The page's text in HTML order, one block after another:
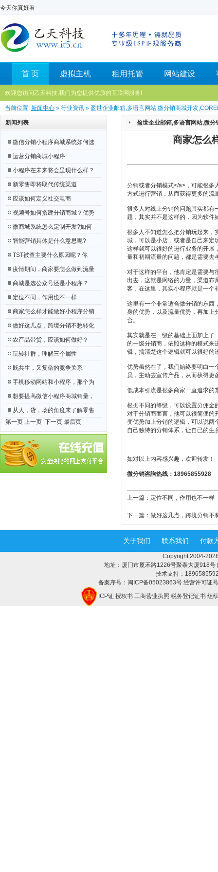
今天你真好看
首 页 虚拟主机 租用托管 网站建设
欢迎您访问乙天科技,我们为您提供优质的互联网服务!
当前位置: 新闻中心 » 行业资讯 » 盈世企业邮箱,多语言网站,微分销商城开发
新闻列表
微信分销小程序商城系统如何选
运营分销商城小程序
小程序在未来将会呈现什么样？
新零售即将取代传统渠道
应该如何定义社交电商
视频号如何搭建分销商城？优势
微商城系统怎么定制开发?如何
智能营销具体是什么意思呢?
TST被查主要什么原因呢？你
疫情期间，商家要怎么做到流量
商城是选公众号还是小程序？
定位不同，作用也不一样
商家怎么样才能做好小程序分销
做好这几点，跨境分销不愁转化
农产品带货，应该如何做好？
玩转社群，理解三个属性
既共生，又复杂的竞争关系
手机移动网站和小程序，那个为
想要提高微信小程序商城销量，
从人，货，场的角度来了解零售
第一页 上一页 下一页 最后页
盈世企业邮箱,多语言网站,微
商家怎么
分销或者分销模式</a>，可能很多
方式进行营销，从而获得更多的流
很多人对线上分销的问题其实都有
题，其实并不是这样的，因为软件
很多人不知道怎么把分销玩起来，
城，可以是小店，或者是自己来定
这样就可以很好的进行业务的开展
量和初期流量的问题，都是需要去
对于这样的平台，他肯定是需要与
出去，这就是网络的力量，渠道布
客，在这里，其实小程序就是一个
这里有一个非常适合做分销的东西
身的优势，以及流量优势，再加上
合。
其实就是在一级的基础上面加上了
的一级分销商，依照这样的模式来
辑，搞清楚这个逻辑就可以很好的
优势虽然在了，我们始终要明白一
员，主动去宣传产品，从而获得
低成本引流是很多商家一直追求的
根据不同的等级，可以设置分佣金
对于分销商而言，他可以很简便的
变优势加上分销的逻辑，可以说两
自己独特的分销体系，让自已的生
如对以上内容感兴趣，欢迎转发！
微分销咨訽热线：18965855928
上一篇： 定位不同，作用也不一样
下一篇： 做好这几点，跨境分销不
关于我们 联系我们 付款
Copyright 2004-
地址：厦门市厦禾路1226号聚泰大厦918
技术支持：
备案序号：闽ICP备05023863号 经营许可证
ICP证 授权书 工商营业执照 税务登记证书 组